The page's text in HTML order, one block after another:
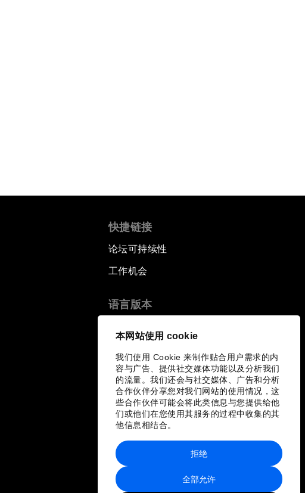
本网站使用 cookie
我们使用 Cookie 来制作贴合用户需求的内
容与广告、提供社交媒体功能以及分析我们
的流量。我们还会与社交媒体、广告和分析
合作伙伴分享您对我们网站的使用情况，这
些合作伙伴可能会将此类信息与您提供给他
们或他们在您使用其服务的过程中收集的其
他信息相结合。
全部允许
拒绝
快捷链接
论坛可持续性
工作机会
语言版本